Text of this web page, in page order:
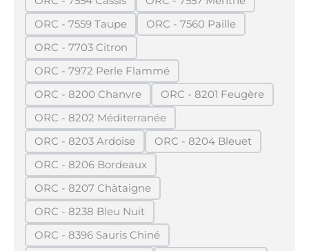
(Diese Option ist zurzeit nicht verfügbar.)
(Diese Option ist zurzeit
ORC - 7559 Taupe
(Diese Option ist zurzeit nicht verfügbar.)
ORC - 7560 Paille
(Diese Option ist zurzeit
ORC - 7703 Citron
(Diese Option ist zurzeit nicht verfügbar.)
ORC - 7972 Perle Flammé
(Diese Option ist zurzeit nicht verfügbar.)
ORC - 8200 Chanvre
(Diese Option ist zurzeit nicht verfügbar.)
ORC - 8201 Feugère
(Diese Option ist
ORC - 8202 Méditerranée
(Diese Option ist zurzeit nicht verfügbar.)
ORC - 8203 Ardoise
(Diese Option ist zurzeit nicht verfügbar.)
ORC - 8204 Bleuet
(Diese Option ist
ORC - 8206 Bordeaux
(Diese Option ist zurzeit nicht verfügbar.)
ORC - 8207 Chàtaigne
(Diese Option ist zurzeit nicht verfügbar.)
ORC - 8238 Bleu Nuit
(Diese Option ist zurzeit nicht verfügbar.)
ORC - 8396 Sauris Chiné
(Diese Option ist zurzeit nicht verfügbar.)